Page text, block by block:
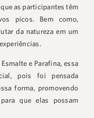
as participantes têm
picos. Bem como,
da natureza em um
e Parafina, essa
pois foi pensada
forma, promovendo
que elas possam